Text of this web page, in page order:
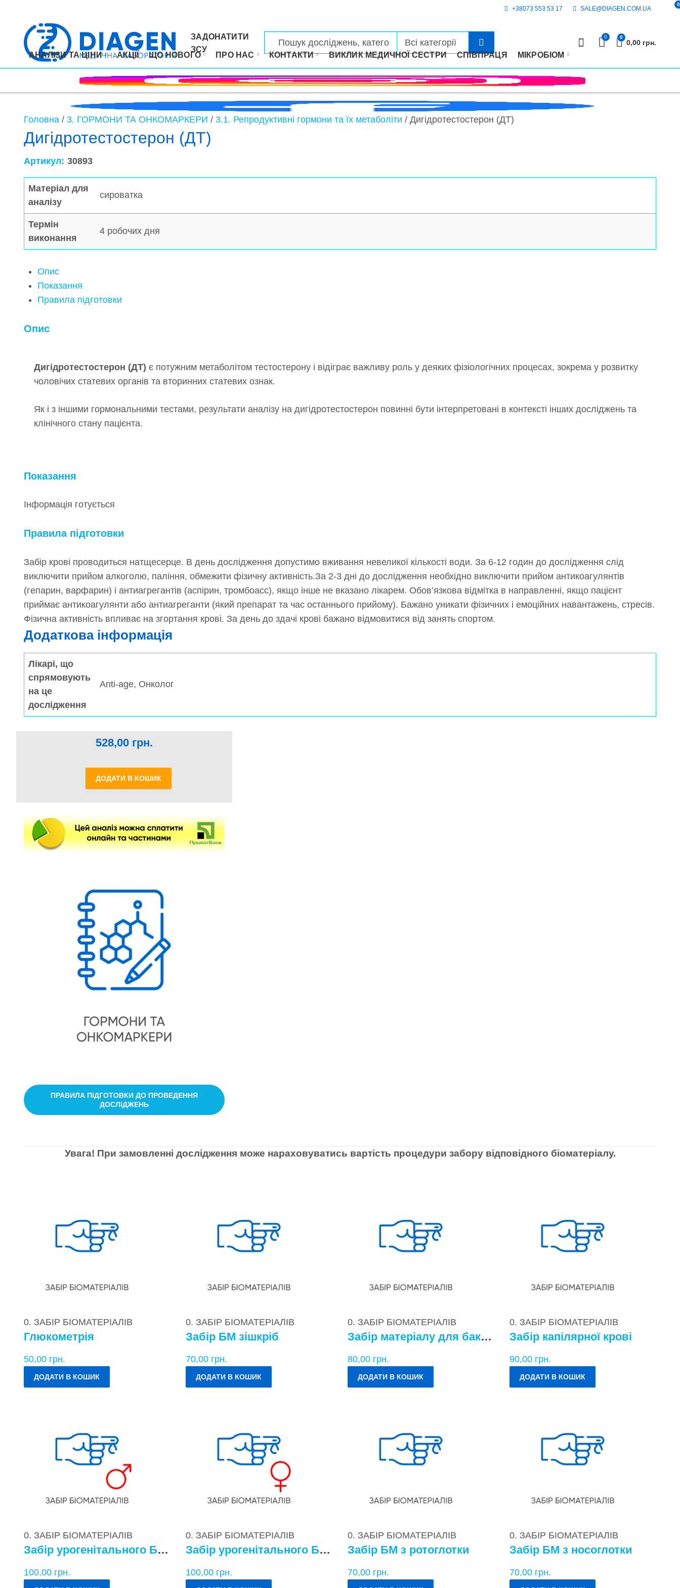
+38073 553 53 17 SALE@DIAGEN.COM.UA
ЗАДОНАТИТИ
ЗСУ
0 0
0,00 грн.
АНАЛІЗИ ТА ЦІНИ АКЦІЇ ЩО НОВОГО ПРО НАС КОНТАКТИ ВИКЛИК МЕДИЧНОЇ СЕСТРИ СПІВПРАЦЯ МІКРОБІОМ
Головна / 3. ГОРМОНИ ТА ОНКОМАРКЕРИ / 3.1. Репродуктивні гормони та їх метаболіти / Дигідротестостерон (ДТ)
Дигідротестостерон (ДТ)
Артикул: 30893
Матеріал для
аналізу
сироватка
Термін
виконання
4 робочих дня
Опис
Показання
Правила підготовки
Опис
Дигідротестостерон (ДТ) є потужним метаболітом тестостерону і відіграє важливу роль у деяких фізіологічних процесах, зокрема у розвитку
чоловічих статевих органів та вторинних статевих ознак.
Як і з іншими гормональними тестами, результати аналізу на дигідротестостерон повинні бути інтерпретовані в контексті інших досліджень та
клінічного стану пацієнта.
Показання
Інформація готується
Правила підготовки
Забір крові проводиться натщесерце. В день дослідження допустимо вживання невеликої кількості води. За 6-12 годин до дослідження слід
виключити прийом алкоголю, паління, обмежити фізичну активність.За 2-3 дні до дослідження необхідно виключити прийом антикоагулянтів
(гепарин, варфарин) і антиагрегантів (аспірин, тромбоасс), якщо інше не вказано лікарем. Обов’язкова відмітка в направленні, якщо пацієнт
приймає антикоагулянти або антиагреганти (який препарат та час останнього прийому). Бажано уникати фізичних і емоційних навантажень, стресів.
Фізична активність впливає на згортання крові. За день до здачі крові бажано відмовитися від занять спортом.
Додаткова інформація
Лікарі, що
спрямовують
на це
дослідження
Anti-age, Онколог
528,00 грн.
ДОДАТИ В КОШИК
ПРАВИЛА ПІДГОТОВКИ ДО ПРОВЕДЕННЯ
ДОСЛІДЖЕНЬ
Увага! При замовленні дослідження може нараховуватись вартість процедури забору відповідного біоматеріалу.
0. ЗАБІР БІОМАТЕРІАЛІВ
Глюкометрія
50,00 грн.
ДОДАТИ В КОШИК
0. ЗАБІР БІОМАТЕРІАЛІВ
Забір БМ зішкріб
70,00 грн.
ДОДАТИ В КОШИК
0. ЗАБІР БІОМАТЕРІАЛІВ
Забір матеріалу для бактеріологічних досліджень
80,00 грн.
ДОДАТИ В КОШИК
0. ЗАБІР БІОМАТЕРІАЛІВ
Забір капілярної крові
90,00 грн.
ДОДАТИ В КОШИК
0. ЗАБІР БІОМАТЕРІАЛІВ
Забір урогенітального БМ у чоловіків
100,00 грн.
0. ЗАБІР БІОМАТЕРІАЛІВ
Забір урогенітального БМ у жінок
100,00 грн.
0. ЗАБІР БІОМАТЕРІАЛІВ
Забір БМ з ротоглотки
70,00 грн.
0. ЗАБІР БІОМАТЕРІАЛІВ
Забір БМ з носоглотки
70,00 грн.
0